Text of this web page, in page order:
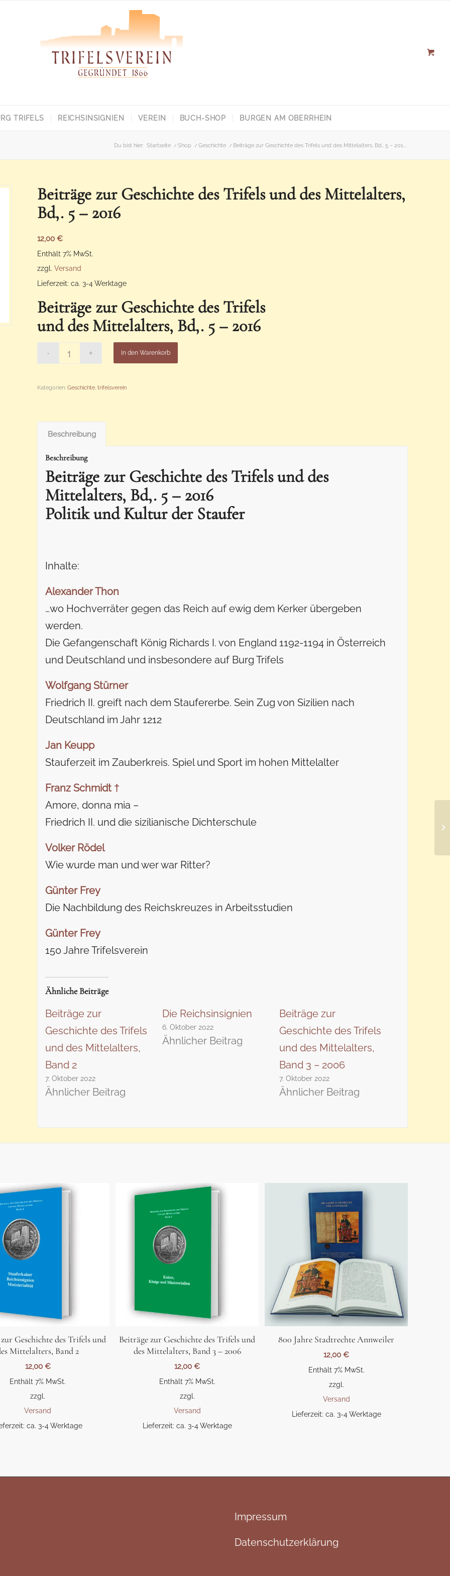
TRIFELS REICHSINSIGNIEN VEREIN BUCH-SHOP BURGEN AM OBERRHEIN
Du bist hier: Startseite / Shop / Geschichte / Beiträge zur Geschichte des Trifels und des Mittelalters, Bd,. 5 – 201...
Beiträge zur Geschichte des Trifels und des Mittelalters,
Bd,. 5 – 2016
12,00 €
Enthält 7% MwSt.
zzgl. Versand
Lieferzeit: ca. 3-4 Werktage
Beiträge zur Geschichte des Trifels
und des Mittelalters, Bd,. 5 – 2016
In den Warenkorb
Kategorien: Geschichte, trifelsverein
Beschreibung
Beschreibung
Beiträge zur Geschichte des Trifels und des
Mittelalters, Bd,. 5 – 2016
Politik und Kultur der Staufer
Inhalte:
Alexander Thon
…wo Hochverräter gegen das Reich auf ewig dem Kerker übergeben
werden.
Die Gefangenschaft König Richards I. von England 1192-1194 in Österreich
und Deutschland und insbesondere auf Burg Trifels
Wolfgang Stürner
Friedrich II. greift nach dem Staufererbe. Sein Zug von Sizilien nach
Deutschland im Jahr 1212
Jan Keupp
Stauferzeit im Zauberkreis. Spiel und Sport im hohen Mittelalter
Franz Schmidt †
Amore, donna mia –
Friedrich II. und die sizilianische Dichterschule
Volker Rödel
Wie wurde man und wer war Ritter?
Günter Frey
Die Nachbildung des Reichskreuzes in Arbeitsstudien
Günter Frey
150 Jahre Trifelsverein
Ähnliche Beiträge
Beiträge zur
Geschichte des Trifels
und des Mittelalters,
Band 2
7. Oktober 2022
Ähnlicher Beitrag
Die Reichsinsignien
6. Oktober 2022
Ähnlicher Beitrag
Beiträge zur
Geschichte des Trifels
und des Mittelalters,
Band 3 – 2006
7. Oktober 2022
Ähnlicher Beitrag
Geschichte des Trifels und
Mittelalters, Band 2
12,00 €
Enthält 7% MwSt.
zzgl.
Versand
ca. 3-4 Werktage
Beiträge zur Geschichte des Trifels und
des Mittelalters, Band 3 – 2006
12,00€
Enthält 7% MwSt.
zzgl.
Versand
Lieferzeit: ca. 3-4 Werktage
800 Jahre Stadtrechte Annweiler
12,00€
Enthält 7% MwSt.
zzgl.
Versand
Lieferzeit: ca. 3-4 Werktage
Impressum
Datenschutzerklärung